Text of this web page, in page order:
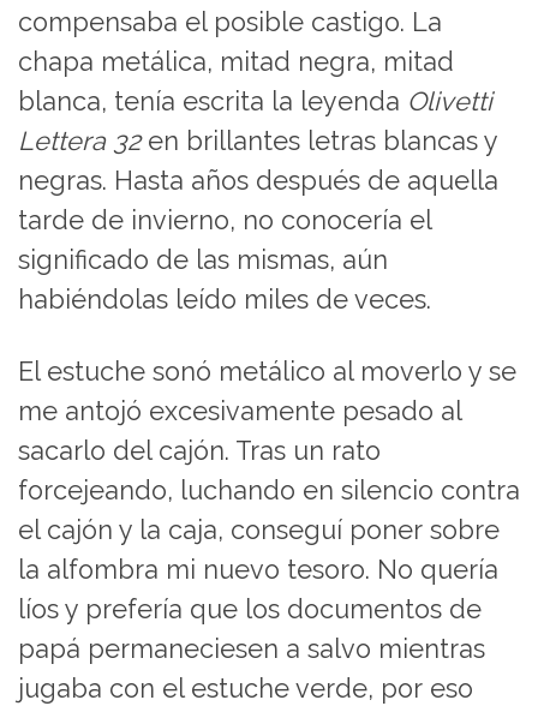
compensaba el posible castigo. La
chapa metálica, mitad negra, mitad
blanca, tenía escrita la leyenda Olivetti
Lettera 32en brillantes letras blancas y
negras. Hasta años después de aquella
tarde de invierno, no conocería el
significado de las mismas, aún
habiéndolas leído miles de veces.
El estuche sonó metálico al moverlo y se
me antojó excesivamente pesado al
sacarlo del cajón. Tras un rato
forcejeando, luchando en silencio contra
el cajón y la caja, conseguí poner sobre
la alfombra mi nuevo tesoro. No quería
líos y prefería que los documentos de
papá permaneciesen a salvo mientras
jugaba con el estuche verde, por eso